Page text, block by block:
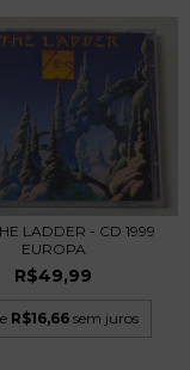
LADDER - CD 1999
EUROPA
R$49,99
R$16,66 sem juros